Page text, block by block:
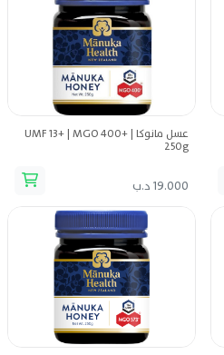
عسل مانوكا UMF 13+ | MGO 400+ |
250g
19.000 د.ب